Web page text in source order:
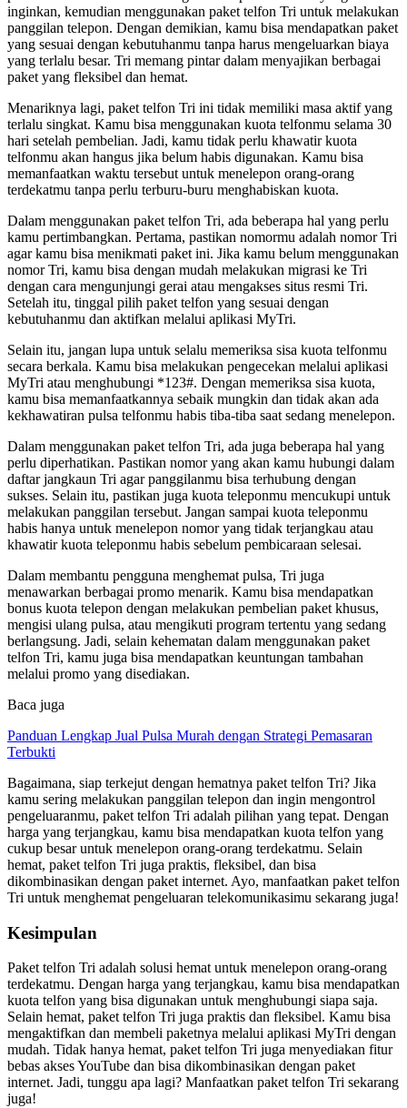
inginkan, kemudian menggunakan paket telfon Tri untuk melakukan
panggilan telepon. Dengan demikian, kamu bisa mendapatkan paket
yang sesuai dengan kebutuhanmu tanpa harus mengeluarkan biaya
yang terlalu besar. Tri memang pintar dalam menyajikan berbagai
paket yang fleksibel dan hemat.
Menariknya lagi, paket telfon Tri ini tidak memiliki masa aktif yang
terlalu singkat. Kamu bisa menggunakan kuota telfonmu selama 30
hari setelah pembelian. Jadi, kamu tidak perlu khawatir kuota
telfonmu akan hangus jika belum habis digunakan. Kamu bisa
memanfaatkan waktu tersebut untuk menelepon orang-orang
terdekatmu tanpa perlu terburu-buru menghabiskan kuota.
Dalam menggunakan paket telfon Tri, ada beberapa hal yang perlu
kamu pertimbangkan. Pertama, pastikan nomormu adalah nomor Tri
agar kamu bisa menikmati paket ini. Jika kamu belum menggunakan
nomor Tri, kamu bisa dengan mudah melakukan migrasi ke Tri
dengan cara mengunjungi gerai atau mengakses situs resmi Tri.
Setelah itu, tinggal pilih paket telfon yang sesuai dengan
kebutuhanmu dan aktifkan melalui aplikasi MyTri.
Selain itu, jangan lupa untuk selalu memeriksa sisa kuota telfonmu
secara berkala. Kamu bisa melakukan pengecekan melalui aplikasi
MyTri atau menghubungi *123#. Dengan memeriksa sisa kuota,
kamu bisa memanfaatkannya sebaik mungkin dan tidak akan ada
kekhawatiran pulsa telfonmu habis tiba-tiba saat sedang menelepon.
Dalam menggunakan paket telfon Tri, ada juga beberapa hal yang
perlu diperhatikan. Pastikan nomor yang akan kamu hubungi dalam
daftar jangkaun Tri agar panggilanmu bisa terhubung dengan
sukses. Selain itu, pastikan juga kuota teleponmu mencukupi untuk
melakukan panggilan tersebut. Jangan sampai kuota teleponmu
habis hanya untuk menelepon nomor yang tidak terjangkau atau
khawatir kuota teleponmu habis sebelum pembicaraan selesai.
Dalam membantu pengguna menghemat pulsa, Tri juga
menawarkan berbagai promo menarik. Kamu bisa mendapatkan
bonus kuota telepon dengan melakukan pembelian paket khusus,
mengisi ulang pulsa, atau mengikuti program tertentu yang sedang
berlangsung. Jadi, selain kehematan dalam menggunakan paket
telfon Tri, kamu juga bisa mendapatkan keuntungan tambahan
melalui promo yang disediakan.
Baca juga
Panduan Lengkap Jual Pulsa Murah dengan Strategi Pemasaran
Terbukti
Bagaimana, siap terkejut dengan hematnya paket telfon Tri? Jika
kamu sering melakukan panggilan telepon dan ingin mengontrol
pengeluaranmu, paket telfon Tri adalah pilihan yang tepat. Dengan
harga yang terjangkau, kamu bisa mendapatkan kuota telfon yang
cukup besar untuk menelepon orang-orang terdekatmu. Selain
hemat, paket telfon Tri juga praktis, fleksibel, dan bisa
dikombinasikan dengan paket internet. Ayo, manfaatkan paket telfon
Tri untuk menghemat pengeluaran telekomunikasimu sekarang juga!
Kesimpulan
Paket telfon Tri adalah solusi hemat untuk menelepon orang-orang
terdekatmu. Dengan harga yang terjangkau, kamu bisa mendapatkan
kuota telfon yang bisa digunakan untuk menghubungi siapa saja.
Selain hemat, paket telfon Tri juga praktis dan fleksibel. Kamu bisa
mengaktifkan dan membeli paketnya melalui aplikasi MyTri dengan
mudah. Tidak hanya hemat, paket telfon Tri juga menyediakan fitur
bebas akses YouTube dan bisa dikombinasikan dengan paket
internet. Jadi, tunggu apa lagi? Manfaatkan paket telfon Tri sekarang
juga!